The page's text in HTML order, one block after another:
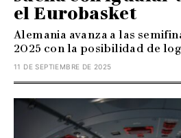
el Eurobasket
Alemania avanza a las
2025 con la posibilidad de
11 DE SEPTIEMBRE DE 2025